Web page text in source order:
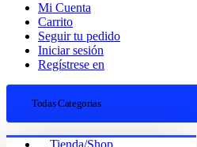
Mi Cuenta
Carrito
Seguir tu pedido
Iniciar sesión
Regístrese en
Todas Categorias
Tienda/Shop